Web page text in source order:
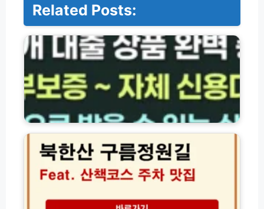
Related Posts:
저
축
은
행
서
민
금
융
대
출
북
한
산